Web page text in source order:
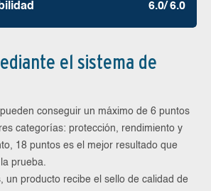
6.0/ 6.0
el sistema de
pueden conseguir un máximo de 6 puntos
categorías: protección, rendimiento y
18 puntos es el mejor resultado que
prueba.
un producto recibe el sello de calidad de